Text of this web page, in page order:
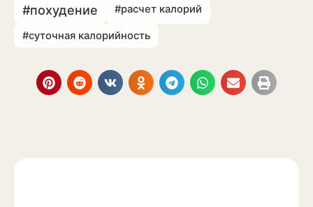
#похудение #расчет калорий
#суточная калорийность